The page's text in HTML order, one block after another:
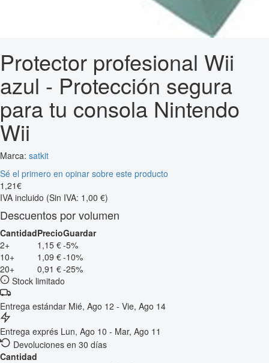
Protector profesional Wii
azul - Protección segura
para tu consola Nintendo
Wii
Marca: satkit
Sé el primero en opinar sobre este producto
1 ,21€
IVA incluido (Sin IVA: 1,00 €)
Descuentos por volumen
CantidadPrecioGuardar
2+
1,15 €-5%
10+
1,09 €-10%
20+
0,91 €-25%
Stock limitado
Entrega estándar Mié, Ago 12 - Vie, Ago 14
Entrega exprés Lun, Ago 10 - Mar, Ago 11
Devoluciones en 30 días
Cantidad